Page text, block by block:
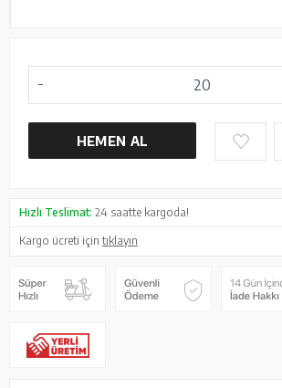
HEMEN AL
Hızlı Teslimat: 24 saatte kargoda!
Kargo ücreti içintıklayın